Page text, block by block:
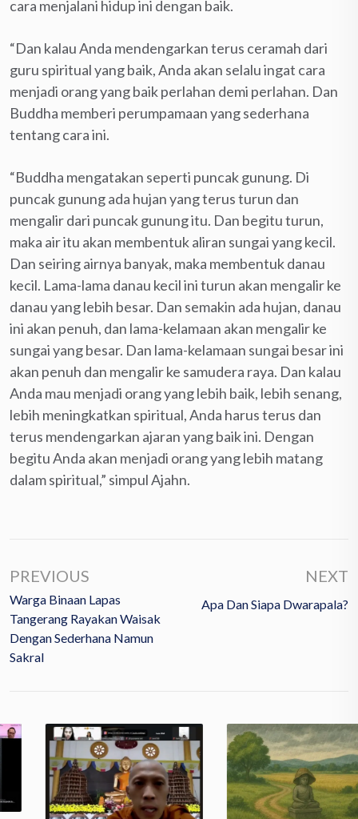
cara menjalani hidup ini dengan baik.
“Dan kalau Anda mendengarkan terus ceramah dari
guru spiritual yang baik, Anda akan selalu ingat cara
menjadi orang yang baik perlahan demi perlahan. Dan
Buddha memberi perumpamaan yang sederhana
tentang cara ini.
“Buddha mengatakan seperti puncak gunung. Di
puncak gunung ada hujan yang terus turun dan
mengalir dari puncak gunung itu. Dan begitu turun,
maka air itu akan membentuk aliran sungai yang kecil.
Dan seiring airnya banyak, maka membentuk danau
kecil. Lama-lama danau kecil ini turun akan mengalir ke
danau yang lebih besar. Dan semakin ada hujan, danau
ini akan penuh, dan lama-kelamaan akan mengalir ke
sungai yang besar. Dan lama-kelamaan sungai besar ini
akan penuh dan mengalir ke samudera raya. Dan kalau
Anda mau menjadi orang yang lebih baik, lebih senang,
lebih meningkatkan spiritual, Anda harus terus dan
terus mendengarkan ajaran yang baik ini. Dengan
begitu Anda akan menjadi orang yang lebih matang
dalam spiritual,” simpul Ajahn.
PREVIOUS
Warga Binaan Lapas
Tangerang Rayakan Waisak
Dengan Sederhana Namun
Sakral
NEXT
Apa Dan Siapa Dwarapala?